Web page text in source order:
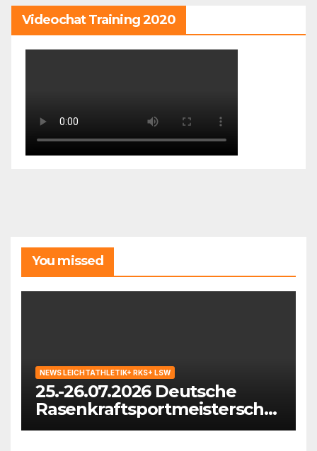
Videochat Training 2020
You missed
NEWS LEICHTATHLETIK+ RKS+ LSW
25.-26.07.2026 Deutsche
Rasenkraftsportmeisterschaf
ten der Masters in